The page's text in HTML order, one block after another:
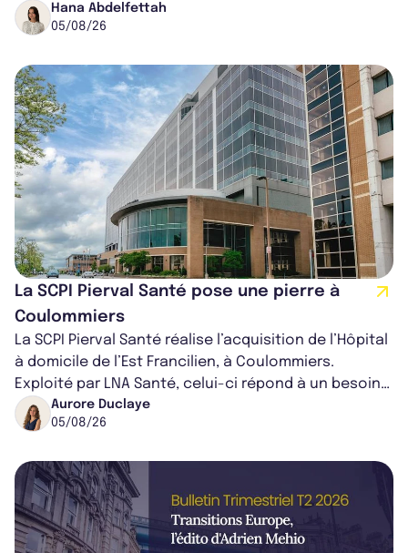
16,82%. Cette nouvell...
Hana Abdelfettah
05/08/26
La SCPI Pierval Santé pose une pierre à
Coulommiers
La SCPI Pierval Santé réalise l’acquisition de l’Hôpital
à domicile de l’Est Francilien, à Coulommiers.
Exploité par LNA Santé, celui-ci répond à un besoin
médical croissant, qui s...
Aurore Duclaye
05/08/26